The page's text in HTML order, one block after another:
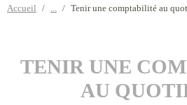
Accueil Tenir une comptabilité au
TENIR UNE
AU